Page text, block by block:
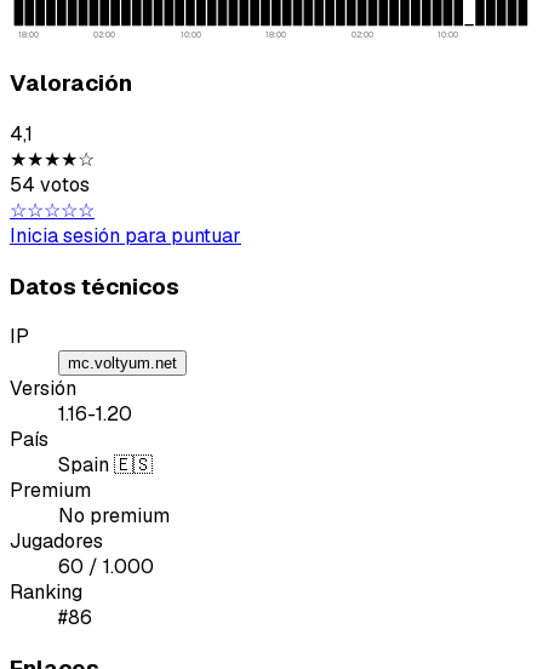
18:00 02:00 10:00 18:00 02:00 10:00
Valoración
4,1
★★★★☆
54 votos
☆☆☆☆☆
Inicia sesión para puntuar
Datos técnicos
IP
mc.voltyum.net
Versión
1.16-1.20
País
Spain 🇪🇸
Premium
No premium
Jugadores
60 / 1.000
Ranking
#86
Tipo de feedback